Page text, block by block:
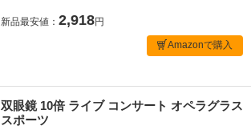
新品最安値： 2,918円
Amazonで購入
双眼鏡 10倍 ライブ コンサート オペラグラス
スポーツ